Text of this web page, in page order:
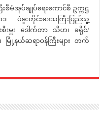
ပ်ချုပ်ရေးကောင်စီ ဥက္ကဋ္ဌ
၊ ပဲခူးတိုင်းဒေသကြီးပြည်သူ့
ဦးစီးမှူး ဒေါက်တာ သီဟ၊ ခရိုင်/
မြို့နယ်ဆရာဝန်ကြီးများ တက်